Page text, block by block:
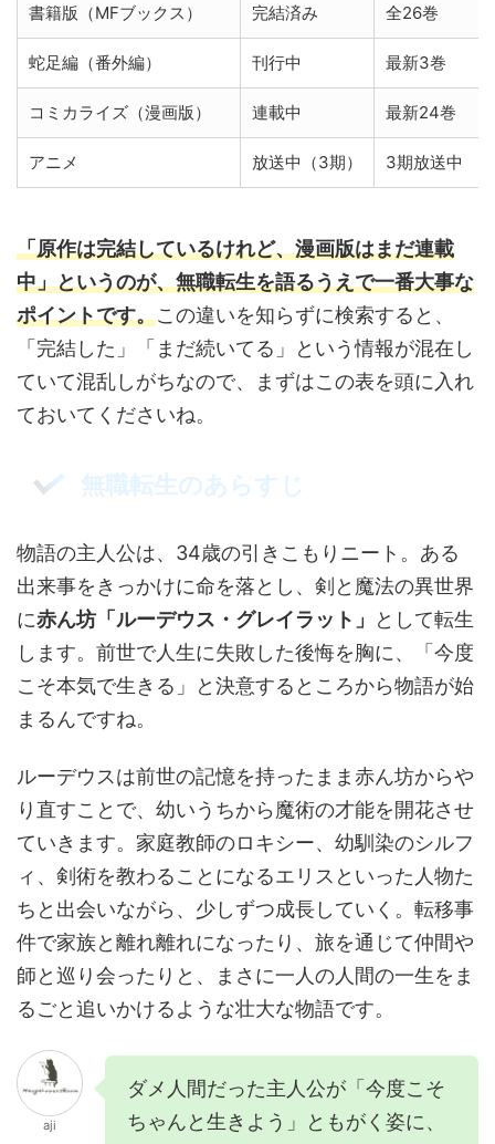
書籍版（MFブックス） 完結済み 全26巻
蛇足編（番外編） 刊行中 最新3巻
コミカライズ（漫画版） 連載中 最新24巻
アニメ 放送中（3期） 3期放送中
「原作は完結しているけれど、漫画版はまだ連載
中」というのが、無職転生を語るうえで一番大事な
ポイントです。この違いを知らずに検索すると、
「完結した」「まだ続いてる」という情報が混在し
ていて混乱しがちなので、まずはこの表を頭に入れ
ておいてくださいね。
無職転生のあらすじ
物語の主人公は、34歳の引きこもりニート。ある
出来事をきっかけに命を落とし、剣と魔法の異世界
に赤ん坊「ルーデウス・グレイラット」
として転生
します。前世で人生に失敗した後悔を胸に、「今度
こそ本気で生きる」と決意するところから物語が始
まるんですね。
ルーデウスは前世の記憶を持ったまま赤ん坊からや
り直すことで、幼いうちから魔術の才能を開花させ
ていきます。家庭教師のロキシー、幼馴染のシルフ
ィ、剣術を教わることになるエリスといった人物た
ちと出会いながら、少しずつ成長していく。転移事
件で家族と離れ離れになったり、旅を通じて仲間や
師と巡り会ったりと、まさに一人の人間の一生をま
るごと追いかけるような壮大な物語です。
aji
ダメ人間だった主人公が「今度こそ
ちゃんと生きよう」ともがく姿に、